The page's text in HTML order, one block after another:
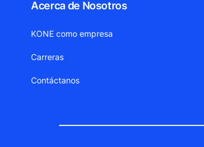
Acerca de Nosotros
KONE como empresa
Carreras
Contáctanos